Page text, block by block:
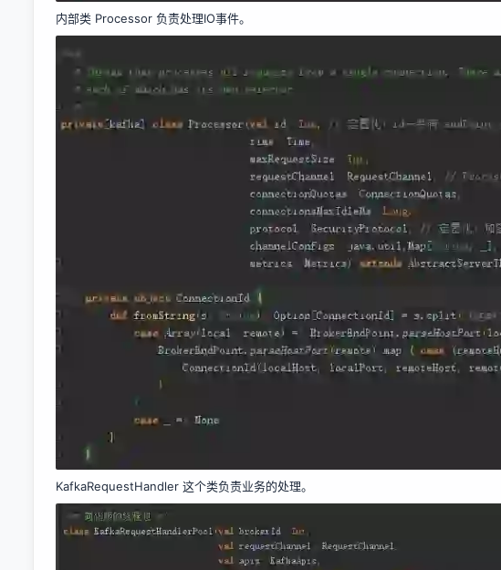
内部类 Processor 负责处理IO事件。
KafkaRequestHandler 这个类负责业务的处理。